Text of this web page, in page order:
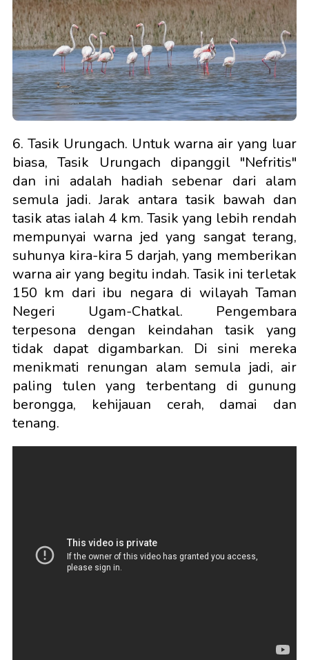
6. Tasik Urungach. Untuk warna air yang luar
biasa, Tasik Urungach dipanggil "Nefritis"
dan ini adalah hadiah sebenar dari alam
semula jadi. Jarak antara tasik bawah dan
tasik atas ialah 4 km. Tasik yang lebih rendah
mempunyai warna jed yang sangat terang,
suhunya kira-kira 5 darjah, yang memberikan
warna air yang begitu indah. Tasik ini terletak
150 km dari ibu negara di wilayah Taman
Negeri Ugam-Chatkal. Pengembara
terpesona dengan keindahan tasik yang
tidak dapat digambarkan. Di sini mereka
menikmati renungan alam semula jadi, air
paling tulen yang terbentang di gunung
berongga, kehijauan cerah, damai dan
tenang.